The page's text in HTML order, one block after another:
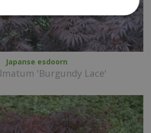
Japanse esdoorn
'Burgundy Lace'